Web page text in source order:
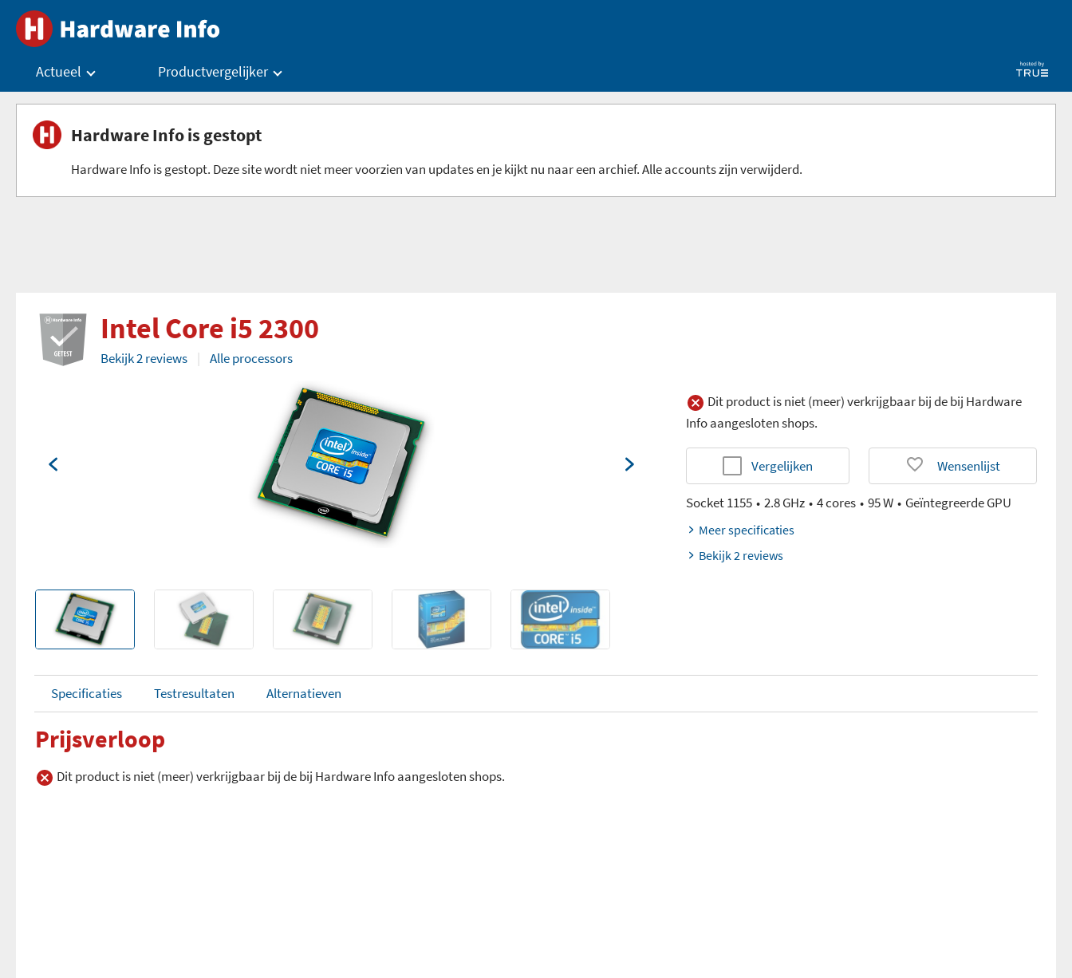
Actueel Productvergelijker
Hardware Info is gestopt
Hardware Info is gestopt. Deze site wordt niet meer voorzien van updates en je kijkt nu naar een archief. Alle accounts zijn verwijderd.
Intel Core i5 2300
Bekijk 2 reviews Alle processors
Dit product is niet (meer) verkrijgbaar bij de bij Hardware
Info aangesloten shops.
Vergelijken Wensenlijst
Socket 1155 2.8 GHz 4 cores 95 W Geïntegreerde GPU
Meer specificaties
Bekijk 2 reviews
Specificaties Testresultaten Alternatieven
Prijsverloop
Dit product is niet (meer) verkrijgbaar bij de bij Hardware Info aangesloten shops.